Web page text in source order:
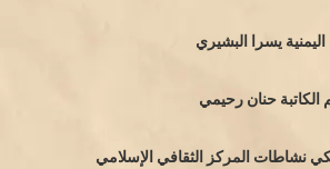
اليمنية يسرا البشيري
حنان رحيمي
نشاطات المركز الثقافي الإسلامي